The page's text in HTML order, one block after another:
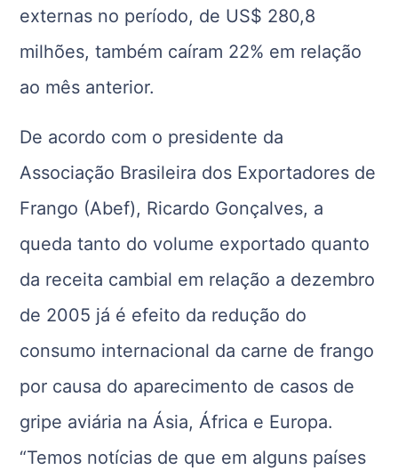
externas no período, de US$ 280,8
milhões, também caíram 22% em relação
ao mês anterior.
De acordo com o presidente da
Associação Brasileira dos Exportadores de
Frango (Abef), Ricardo Gonçalves, a
queda tanto do volume exportado quanto
da receita cambial em relação a dezembro
de 2005 já é efeito da redução do
consumo internacional da carne de frango
por causa do aparecimento de casos de
gripe aviária na Ásia, África e Europa.
“Temos notícias de que em alguns países